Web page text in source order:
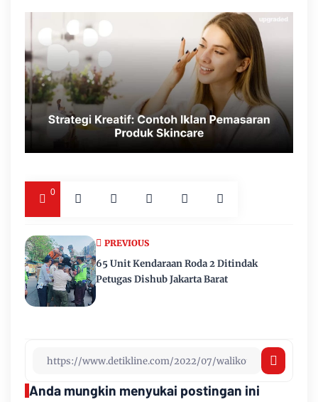
0
PREVIOUS
65 Unit Kendaraan Roda 2 Ditindak
Petugas Dishub Jakarta Barat
Anda mungkin menyukai postingan ini